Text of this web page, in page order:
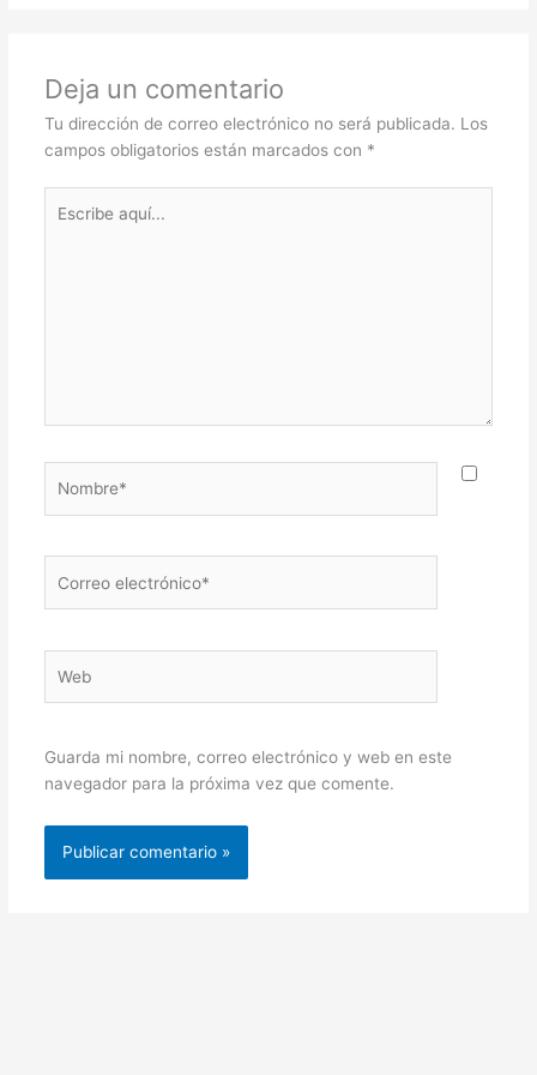
Deja un comentario
Tu dirección de correo electrónico no será publicada. Los
campos obligatorios están marcados con *
aquí...
electrónico*
Guarda mi nombre, correo electrónico y web en este
navegador para la próxima vez que comente.